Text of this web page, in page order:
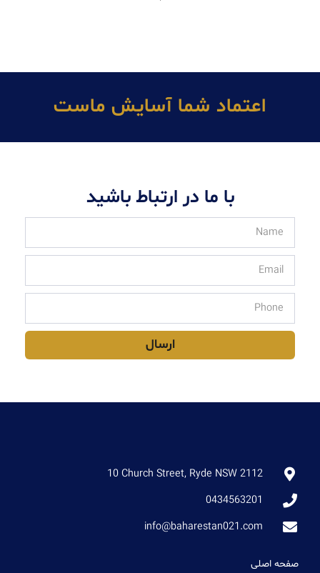
اعتماد شما آسايش ماست
با ما در ارتباط باشید
ارسال
10 Church Street, Ryde NSW 2112
0434563201
info@baharestan021.com
صفحه اصلی